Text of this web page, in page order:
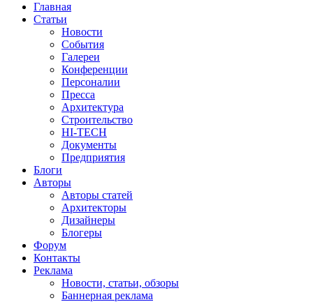
Главная
Статьи
Новости
События
Галереи
Конференции
Персоналии
Пресса
Архитектура
Строительство
HI-TECH
Документы
Предприятия
Блоги
Авторы
Авторы статей
Архитекторы
Дизайнеры
Блогеры
Форум
Контакты
Реклама
Новости, статьи, обзоры
Баннерная реклама